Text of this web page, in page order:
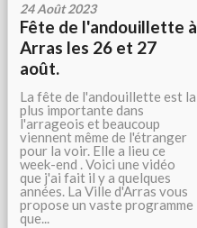
24 Août 2023
Fête de l'andouillette à
Arras les 26 et 27
août.
La fête de l'andouillette est la
plus importante dans
l'arrageois et beaucoup
viennent même de l'étranger
pour la voir. Elle a lieu ce
week-end . Voici une vidéo
que j'ai fait il y a quelques
années. La Ville d'Arras vous
propose un vaste programme
que...